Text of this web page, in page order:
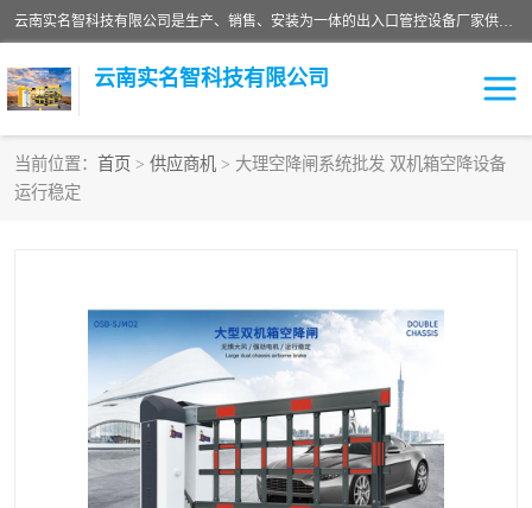
云南实名智科技有限公司是生产、销售、安装为一体的出入口管控设备厂家供应商。主营:电动伸缩门、道闸、广告道闸、重型空降闸、车牌识别、门禁通道、升降柱、岗亭、旗杆等智能设备。主营产品: 电动伸缩门,道闸门禁,车牌识别 生产、销售、安装为一体的出入口管控设备厂家源头供应商。
云南实名智科技有限公司
当前位置： 首页 > 供应商机 > 大理空降闸系统批发 双机箱空降设备
运行稳定
车牌识别门系列
升降门系列 通道闸系列
小门系列